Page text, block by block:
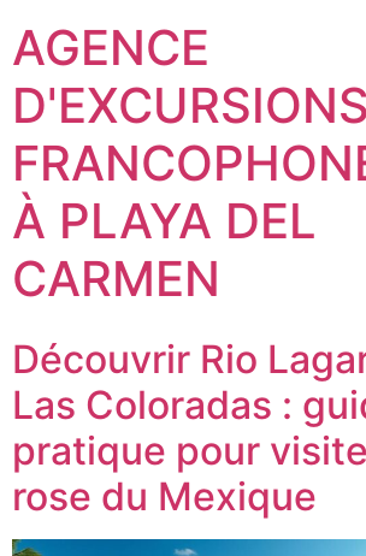
AGENCE
D'EXCURSIONS
À PLAYA DEL
CARMEN
Découvrir Rio
Las Coloradas :
pratique pour
rose du Mexique